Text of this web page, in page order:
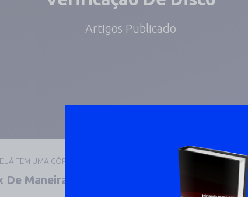
Artigos Publicado
JÁ TEM UMA CÓPIA
Maneira Prática E